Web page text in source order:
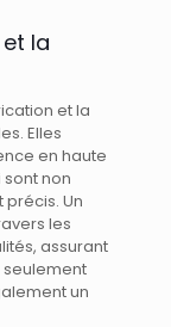
la
et la
Elles
en haute
non
Un
les
assurant
seulement
un